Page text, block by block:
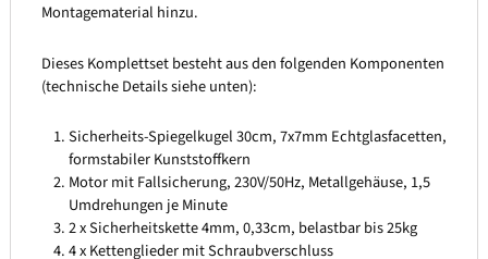
Montagematerial hinzu.
Dieses Komplettset besteht aus den folgenden Komponenten
(technische Details siehe unten):
Sicherheits-Spiegelkugel 30cm, 7x7mm Echtglasfacetten,
formstabiler Kunststoffkern
Motor mit Fallsicherung, 230V/50Hz, Metallgehäuse, 1,5
Umdrehungen je Minute
2 x Sicherheitskette 4mm, 0,33cm, belastbar bis 25kg
4 x Kettenglieder mit Schraubverschluss